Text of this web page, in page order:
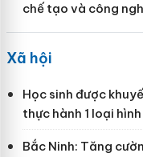
chế tạo và công
Xã hội
Học sinh được
thực hành 1 loại
Bắc Ninh: Tăng